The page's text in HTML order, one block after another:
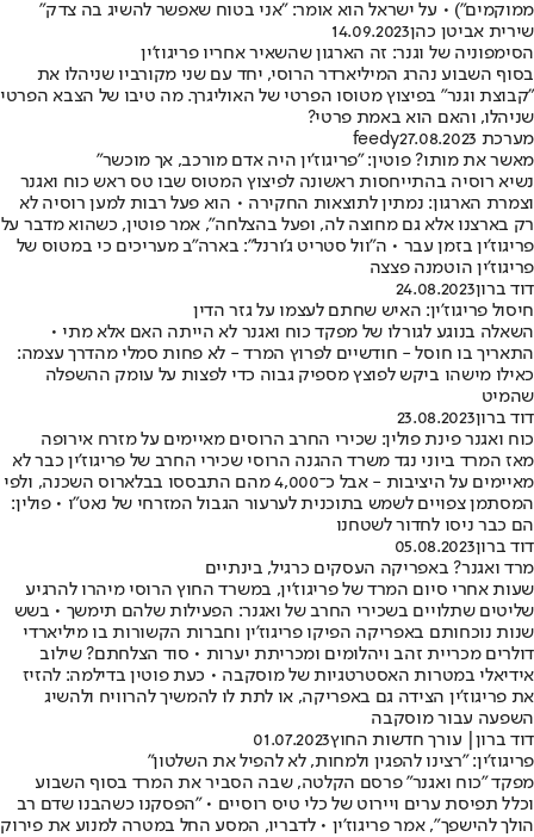
ממוקמים") • על ישראל הוא אומר: "אני בטוח שאפשר להשיג בה צדק"
שירית אביטן כהן14.09.2023
הסימפוניה של וגנר: זה הארגון שהשאיר אחריו פריגוז'ין
בסוף השבוע נהרג המיליארדר הרוסי, יחד עם שני מקורביו שניהלו את
"קבוצת וגנר" בפיצוץ מטוסו הפרטי של האוליגרך. מה טיבו של הצבא הפרטי
שניהלו, והאם הוא באמת פרטי?
מערכת feedy 27.08.2023
מאשר את מותו? פוטין: "פריגוז'ין היה אדם מורכב, אך מוכשר"
נשיא רוסיה בהתייחסות ראשונה לפיצוץ המטוס שבו טס ראש כוח ואגנר
וצמרת הארגון: נמתין לתוצאות החקירה • הוא פעל רבות למען רוסיה לא
רק בארצנו אלא גם מחוצה לה, ופעל בהצלחה", אמר פוטין, כשהוא מדבר על
פריגוז'ין בזמן עבר • ה"וול סטריט ג'ורנל": בארה"ב מעריכים כי במטוס של
פריגוז'ין הוטמנה פצצה
דוד ברון24.08.2023
חיסול פריגוז'ין: האיש שחתם לעצמו על גזר הדין
השאלה בנוגע לגורלו של מפקד כוח ואגנר לא הייתה האם אלא מתי •
התאריך בו חוסל - חודשיים לפרוץ המרד - לא פחות סמלי מהדרך עצמה:
כאילו מישהו ביקש לפוצץ מספיק גבוה כדי לפצות על עומק ההשפלה
שהמיט
דוד ברון23.08.2023
כוח ואגנר פינת פולין: שכירי החרב הרוסים מאיימים על מזרח אירופה
מאז המרד ביוני נגד משרד ההגנה הרוסי שכירי החרב של פריגוז'ין כבר לא
מאיימים על היציבות - אבל כ־4,000 מהם התבססו בבלארוס השכנה, ולפי
המסתמן צפויים לשמש בתוכנית לערעור הגבול המזרחי של נאט"ו • פולין:
הם כבר ניסו לחדור לשטחנו
דוד ברון05.08.2023
מרד ואגנר? באפריקה העסקים כרגיל, בינתיים
שעות אחרי סיום המרד של פריגוז'ין, במשרד החוץ הרוסי מיהרו להרגיע
שליטים שתלויים בשכירי החרב של ואגנר: הפעילות שלהם תימשך • בשש
שנות נוכחותם באפריקה הפיקו פריגוז'ין וחברות הקשורות בו מיליארדי
דולרים מכריית זהב ויהלומים ומכריתת יערות • סוד הצלחתם? שילוב
אידיאלי במטרות האסטרטגיות של מוסקבה • כעת פוטין בדילמה: להזיז
את פריגוז'ין הצידה גם באפריקה, או לתת לו להמשיך להרוויח ולהשיג
השפעה עבור מוסקבה
דוד ברון | עורך חדשות החוץ01.07.2023
פריגוז'ין: "רצינו להפגין ולמחות, לא להפיל את השלטון"
מפקד "כוח ואגנר" פרסם הקלטה, שבה הסביר את המרד בסוף השבוע
וכלל תפיסת ערים ויירוט של כלי טיס רוסיים • "הפסקנו כשהבנו שדם רב
הולך להישפך", אמר פריגוז'ין • לדבריו, המסע החל במטרה למנוע את פירוק